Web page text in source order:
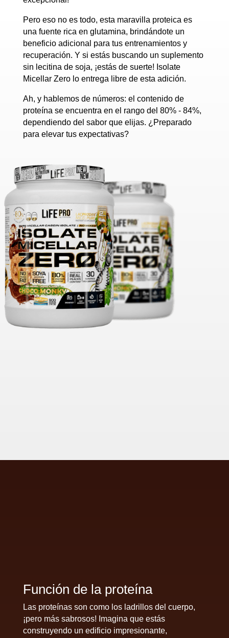
Pero eso no es todo, esta maravilla proteica es
una fuente rica en glutamina, brindándote un
beneficio adicional para tus entrenamientos y
recuperación. Y si estás buscando un suplemento
sin lecitina de soja, ¡estás de suerte! Isolate
Micellar Zero lo entrega libre de esta adición.
Ah, y hablemos de números: el contenido de
proteína se encuentra en el rango del 80% - 84%,
dependiendo del sabor que elijas. ¿Preparado
para elevar tus expectativas?
Función de la proteína
Las proteínas son como los ladrillos del cuerpo,
¡pero más sabrosos! Imagina que estás
construyendo un edificio impresionante,